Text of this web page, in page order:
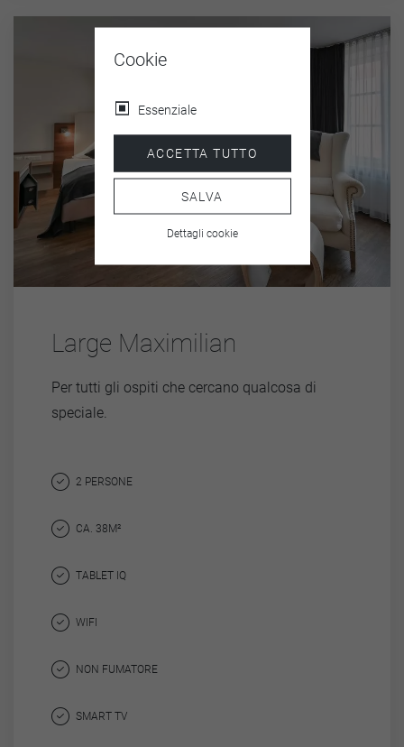
Large Maximilian
Per tutti gli ospiti che cercano qualcosa di
speciale.
2 PERSONE
CA. 38M²
TABLET IQ
WIFI
NON FUMATORE
SMART TV
Cookie
Essenziale
ACCETTA TUTTO
SALVA
Dettagli cookie